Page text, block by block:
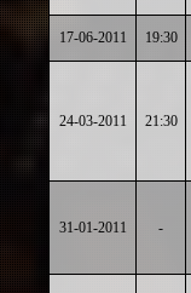
17-06-2011 19:30
24-03-2011 21:30
31-01-2011 -